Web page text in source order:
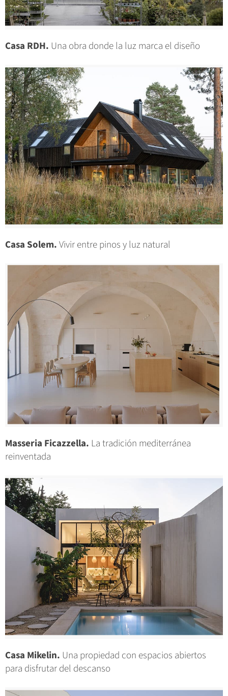
Casa RDH. Una obra donde la luz marca el diseño
Casa Solem.Vivir entre pinos y luz natural
Masseria Ficazzella. La tradición mediterránea
reinventada
Casa Mikelin. Una propiedad con espacios abiertos
para disfrutar del descanso